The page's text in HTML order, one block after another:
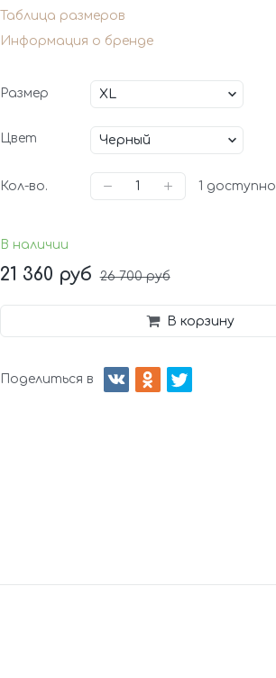
В наличии
21 360 руб 26 700 руб
Таблица размеров
Информация о бренде
Размер
Цвет
Кол-во. 1 доступно
В корзину
Поделиться в